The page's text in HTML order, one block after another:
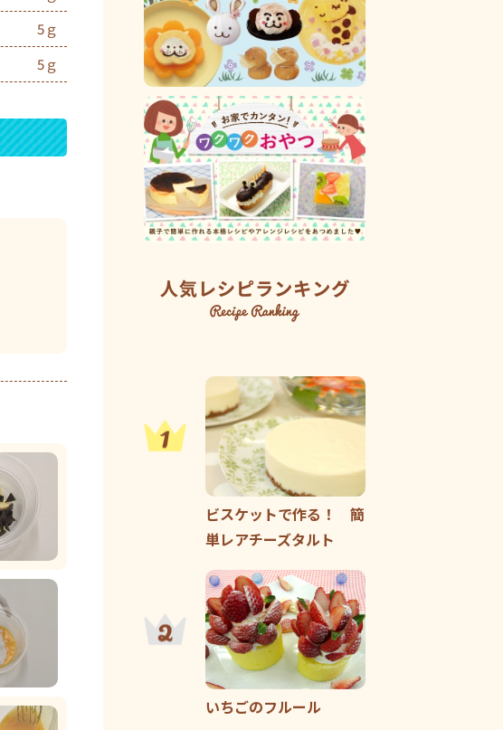
5ｇ
5ｇ
ビスケットで作る！ 簡
単レアチーズタルト
いちごのフルール